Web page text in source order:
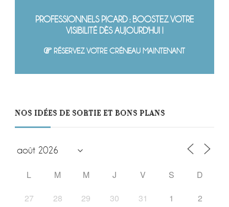
PROFESSIONNELS PICARD : BOOSTEZ VOTRE
VISIBILITÉ DÈS AUJOURD'HUI !
RÉSERVEZ VOTRE CRÉNEAU MAINTENANT
NOS IDÉES DE SORTIE ET BONS PLANS
L M M J V S
D
27
28 29 30 31 1 2